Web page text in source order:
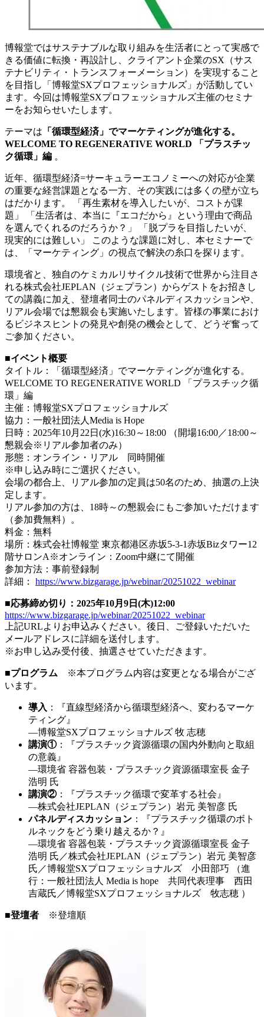
博報堂ではサステナブルな取り組みを生活者にとって実感で
きる価値に転換・再設計し、クライアント企業のSX（サス
テナビリティ・トランスフォーメーション）を実現すること
を目指し「博報堂SXプロフェッショナルズ」が活動してい
ます。今回は博報堂SXプロフェッショナルズ主催のセミナ
ーをお知らせいたします。
テーマは 「循環型経済」でマーケティングが進化する。
WELCOME TO REGENERATIVE WORLD 「プラスチッ
ク循環」編 。
近年、循環型経済=サーキュラーエコノミーへの対応が企業
の重要な経営課題となる一方、その実践には多くの壁が立ち
はだかります。 「再生素材を導入したいが、コストが課
題」 「生活者は、本当に『エコだから』という理由で商品
を選んでくれるのだろうか？」 「脱プラを目指したいが、
現実的には難しい」 このような課題に対し、本セミナーで
は、「マーケティング」の視点で解決の糸口を探ります。
環境省と、独自のケミカルリサイクル技術で世界から注目さ
れる株式会社JEPLAN（ジェプラン）からゲストをお招きし
ての講義に加え、登壇者同士のパネルディスカッションや、
リアル会場では懇親会も実施いたします。皆様の事業におけ
るビジネスヒントの発見や創発の機会として、どうぞ奮って
ご参加ください。
■イベント概要
タイトル：「循環型経済」でマーケティングが進化する。
WELCOME TO REGENERATIVE WORLD 「プラスチック循
環」編
主催：博報堂SXプロフェッショナルズ
協力：一般社団法人Media is Hope
日時：2025年10月22日(水)16:30～18:00 （開場16:00／18:00～
懇親会※リアル参加者のみ）
形態：オンライン・リアル 同時開催
※申し込み時にご選択ください。
会場の都合上、リアル参加の定員は50名のため、抽選の上決
定します。
リアル参加の方は、18時～の懇親会にもご参加いただけます
（参加費無料）。
料金：無料
場所：株式会社博報堂 東京都港区赤坂5-3-1赤坂Bizタワー12
階サロンA※オンライン：Zoom中継にて開催
参加方法：事前登録制
詳細： https://www.bizgarage.jp/webinar/20251022_webinar
■応募締め切り：2025年10月9日(木)12:00
https://www.bizgarage.jp/webinar/20251022_webinar
上記URLよりお申込みください。後日、ご登録いただいた
メールアドレスに詳細を送付します。
※お申し込み受付後、抽選させていただきます。
■プログラム ※本プログラム内容は変更となる場合がござ
います。
導入 ：『直線型経済から循環型経済へ、変わるマーケ
ティング』
―博報堂SXプロフェッショナルズ 牧 志穂
講演①：『プラスチック資源循環の国内外動向と取組
の意義』
―環境省 容器包装・プラスチック資源循環室長 金子
浩明 氏
講演②：『プラスチック循環で変革する社会』
―株式会社JEPLAN（ジェプラン）岩元 美智彦 氏
パネルディスカッション ：『プラスチック循環のボト
ルネックをどう乗り越えるか？』
―環境省 容器包装・プラスチック資源循環室長 金子
浩明 氏／株式会社JEPLAN（ジェプラン）岩元 美智彦
氏／博報堂SXプロフェッショナルズ 小田部巧 （進
行：一般社団法人 Media is hope 共同代表理事 西田
吉蔵氏／博報堂SXプロフェッショナルズ 牧志穂 ）
■登壇者 ※登壇順